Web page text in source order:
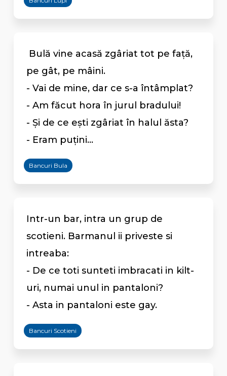
Bulă vine acasă zgâriat tot pe față,
pe gât, pe mâini.
- Vai de mine, dar ce s-a întâmplat?
- Am făcut hora în jurul bradului!
- Și de ce ești zgâriat în halul ăsta?
- Eram puțini...
Bancuri Bula
Intr-un bar, intra un grup de
scotieni. Barmanul ii priveste si
intreaba:
- De ce toti sunteti imbracati in kilt-
uri, numai unul in pantaloni?
- Asta in pantaloni este gay.
Bancuri Scotieni